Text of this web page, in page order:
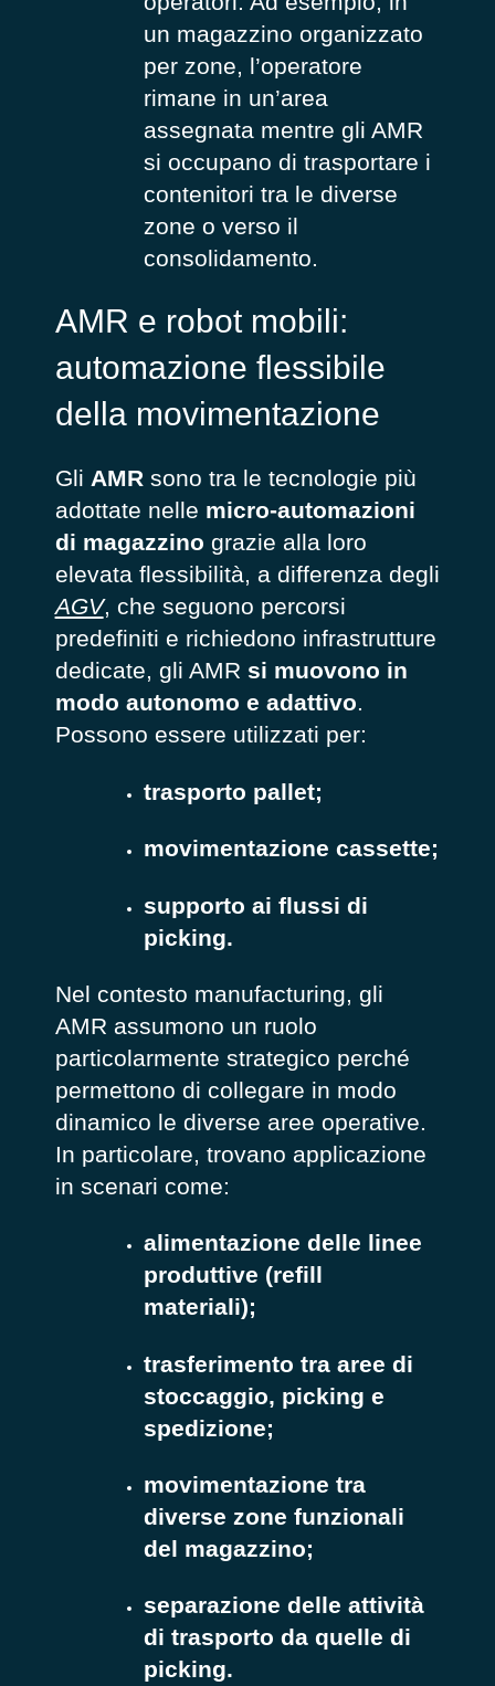
un magazzino organizzato
per zone, l’operatore
rimane in un’area
assegnata mentre gli AMR
si occupano di trasportare i
contenitori tra le diverse
zone o verso il
consolidamento.
AMR e robot mobili:
automazione flessibile
della movimentazione
Gli AMR sono tra le tecnologie più
adottate nelle micro-automazioni
di magazzino grazie alla loro
elevata flessibilità, a differenza degli
AGV, che seguono percorsi
predefiniti e richiedono infrastrutture
dedicate, gli AMR si muovono in
modo autonomo e adattivo.
Possono essere utilizzati per:
trasporto pallet;
movimentazione cassette;
supporto ai flussi di
picking.
Nel contesto manufacturing, gli
AMR assumono un ruolo
particolarmente strategico perché
permettono di collegare in modo
dinamico le diverse aree operative.
In particolare, trovano applicazione
in scenari come:
alimentazione delle linee
produttive (refill
materiali);
trasferimento tra aree di
stoccaggio, picking e
spedizione;
movimentazione tra
diverse zone funzionali
del magazzino;
separazione delle attività
di trasporto da quelle di
picking.